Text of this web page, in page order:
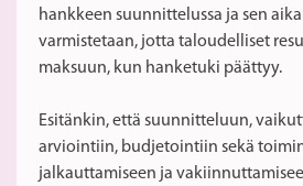
hankkeen suunnittelussa ja sen
varmistetaan, jotta taloudelliset
maksuun, kun hanketuki päättyy.
Esitänkin, että suunnitteluun,
arviointiin, budjetointiin sekä
jalkauttamiseen ja